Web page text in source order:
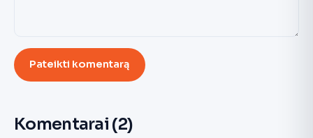
Pateikti komentarą
Komentarai (2)